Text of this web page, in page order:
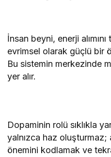
İnsan beyni, enerji
evrimsel olarak güçlü bir
Bu sistemin merkezinde
yer alır.
Dopaminin rolü sıklıkla
yalnızca haz oluşturmaz;
önemini kodlamak ve